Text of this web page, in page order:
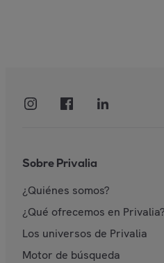
Sobre Privalia
¿Quiénes somos?
¿Qué ofrecemos en Privalia?
Los universos de Privalia
Motor de búsqueda